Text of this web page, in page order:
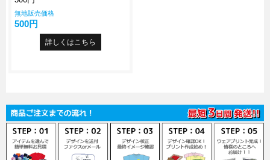
無地販売価格
500円
詳しくはこちら